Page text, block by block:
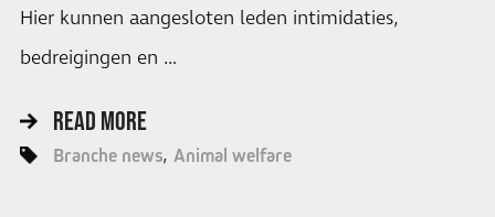
Hier kunnen aangesloten leden intimidaties,
bedreigingen en …
READ MORE
Branche news Animal welfare